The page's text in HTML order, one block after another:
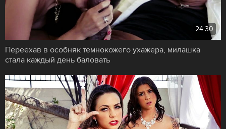
24:30
Переехав в особняк темнокожего ухажера, милашка
стала каждый день баловать